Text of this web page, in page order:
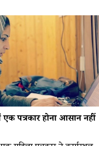
पत्रकार होना आसान नहीं